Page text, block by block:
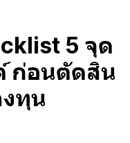
5 จุด
ก่อนตัดสิน
ทุน